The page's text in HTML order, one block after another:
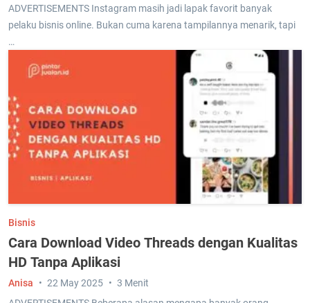
ADVERTISEMENTS Instagram masih jadi lapak favorit banyak
pelaku bisnis online. Bukan cuma karena tampilannya menarik, tapi
…
Bisnis
Cara Download Video Threads dengan Kualitas
HD Tanpa Aplikasi
Anisa 22 May 2025 3 Menit